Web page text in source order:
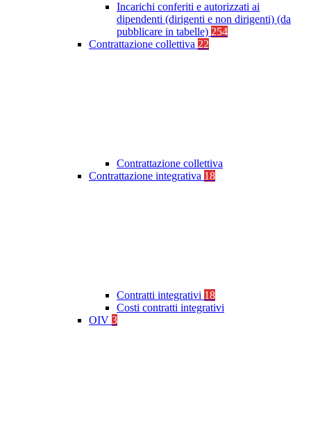
Incarichi conferiti e autorizzati ai
dipendenti (dirigenti e non dirigenti) (da
pubblicare in tabelle) 254
Contrattazione collettiva 22
Contrattazione collettiva
Contrattazione integrativa 18
Contratti integrativi 18
Costi contratti integrativi
OIV 3